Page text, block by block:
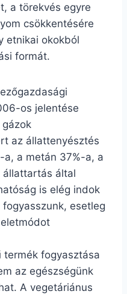
a törekvés egyre
csökkentésére
etnikai okokból
formát.
os jelentése
az állattenyésztés
a metán 37%-a, a
által
is elég indok
esetleg
fogyasztása
az egészségünk
A vegetáriánus